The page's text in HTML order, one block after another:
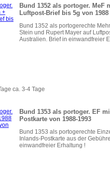
Bund 1352 als portoger. MeF
Luftpost-Brief bis 5g von
Bund 1352 als portogerechte
Stein und Rupert Mayer auf
Australien. Brief in einwandfreier
ca. 3-4 Tage
Bund 1353 als portoger. EF
Postkarte von 1988-1993
Bund 1353 als portogerechte
Inlands-Postkarte aus der
einwandfreier Erhaltung !